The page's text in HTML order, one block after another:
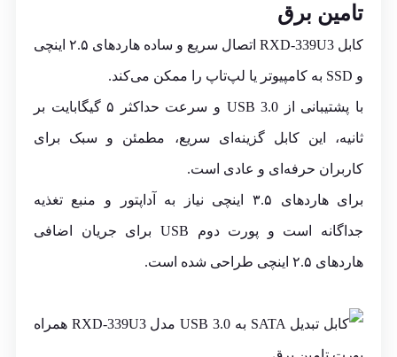
تامین برق
کابل RXD-339U3 اتصال سریع و ساده هاردهای ۲.۵ اینچی
و SSD به کامپیوتر یا لپ‌تاپ را ممکن می‌کند.
با پشتیبانی از USB 3.0 و سرعت حداکثر ۵ گیگابایت بر
ثانیه، این کابل گزینه‌ای سریع، مطمئن و سبک برای
کاربران حرفه‌ای و عادی است.
برای هاردهای ۳.۵ اینچی نیاز به آداپتور و منبع تغذیه
جداگانه است و پورت دوم USB برای جریان اضافی
هاردهای ۲.۵ اینچی طراحی شده است.